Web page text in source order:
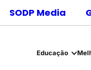
SODP Media
Educação